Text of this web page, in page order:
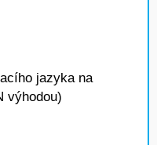
jazyka na
výhodou)